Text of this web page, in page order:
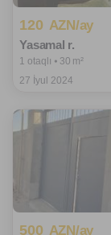
120 AZN/ay
Yasamal r.
1 otaqlı ⦁ 30 m²
27 İyul 2024
500 AZN/ay